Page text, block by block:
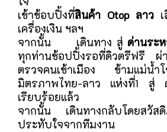
เข้าช้อบปิ้งที่สินค้า Otop ลาว
เครื่องเงิน ฯลฯ
จากนั้น เดินทาง สู่ ด่านระ
ทุกท่านช้อปปิ้งรอที่ดิวตรีฟรี ผ่
ตรวจคนเข้าเมือง ข้ามแม่น้
มิตรภาพไทย-ลาว แห่งที่1 สู่
เรียบร้อยแล้ว
จากนั้น เดินทางกลับโดยสวัส
ประทับใจจากทีมงาน